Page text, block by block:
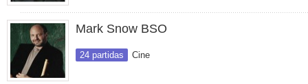
Mark Snow BSO
24 partidas Cine